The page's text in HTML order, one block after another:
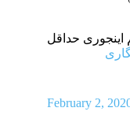
اینجوری حداقل
February 2,